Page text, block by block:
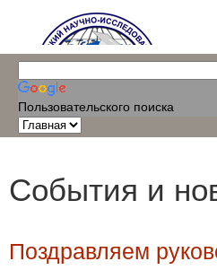
Пользовательского поиска
События и
Поздравляем